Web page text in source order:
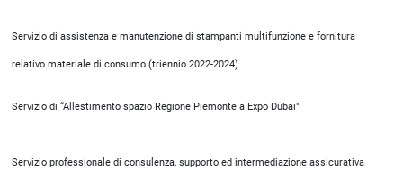
Servizio di assistenza e manutenzione di stampanti multifunzione e fornitura
relativo materiale di consumo (triennio 2022-2024)
Servizio di “Allestimento spazio Regione Piemonte a Expo Dubai"
Servizio professionale di consulenza, supporto ed intermediazione assicurativa